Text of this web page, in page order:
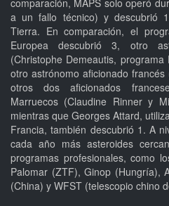
comparación, MAPS solo operó
a un fallo técnico) y descubrió
Tierra. En comparación, el
Europea descubrió 3, otro
(Christophe Demeautis,
otro astrónomo aficionado
otros dos aficionados
Marruecos (Claudine Rinner y
mientras que Georges Attard,
Francia, también descubrió 1. A
cada año más asteroides
programas profesionales, como
Palomar (ZTF), Ginop (Hungría),
(China) y WFST (telescopio chino